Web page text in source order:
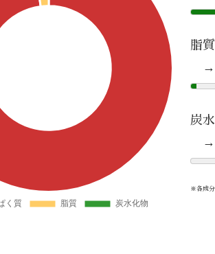
脂
→
炭
→
※各成分